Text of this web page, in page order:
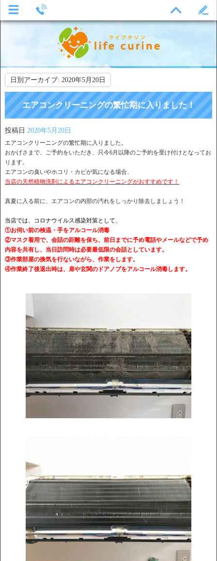
日別アーカイブ: 2020年5月20日
エアコンクリーニングの繁忙期に入りました！
投稿日 2020年5月20日
エアコンクリーニングの繁忙期に入りました。
おかげさまで、ご予約をいただき、只今6月以降のご予約を受け付けとなってお
ります。
エアコンの臭いやホコリ・カビが気になる場合、
当店の天然植物洗剤によるエアコンクリーニングがおすすめです！
真夏に入る前に、エアコンの内部の汚れをしっかり除去しましょう！
当店では、コロナウイルス感染対策として、
①お伺い前の検温・手をアルコール消毒
②マスク着用で、会話の距離を保ち、前日までに予め電話やメールなどで予め
内容を共有し、当日訪問時は必要最低限の会話としています。
③作業部屋の換気を行ないながら、作業をします。
④作業終了後退出時は、扉や玄関のドアノブをアルコール消毒します。